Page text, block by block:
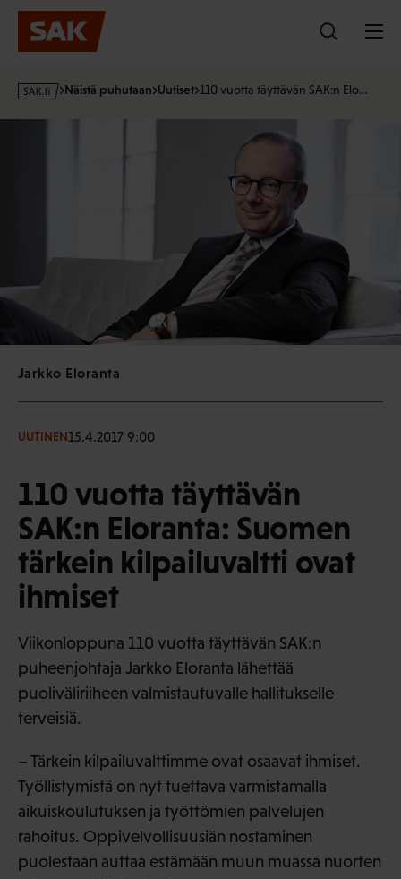
Hyppää
sisältöön
s
Näistä puhutaan Uutiset 110 vuotta täyttävän SAK:n Elo…
Jarkko Eloranta
UUTINEN15.4.2017 9:00
110 vuotta täyttävän
SAK:n Eloranta: Suomen
tärkein kilpailuvaltti ovat
ihmiset
Viikonloppuna 110 vuotta täyttävän SAK:n
puheenjohtaja Jarkko Eloranta lähettää
puoliväliriiheen valmistautuvalle hallitukselle
terveisiä.
– Tärkein kilpailuvalttimme ovat osaavat ihmiset.
Työllistymistä on nyt tuettava varmistamalla
aikuiskoulutuksen ja työttömien palvelujen
rahoitus. Oppivelvollisuusiän nostaminen
puolestaan auttaa estämään muun muassa nuorten